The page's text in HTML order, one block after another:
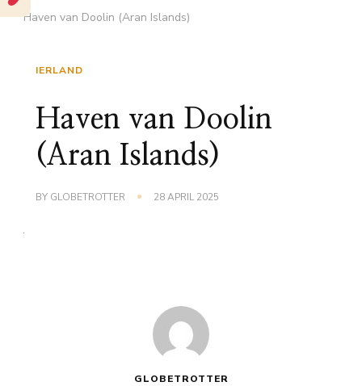
Haven van Doolin (Aran Islands)
IERLAND
Haven van Doolin
(Aran Islands)
BY GLOBETROTTER 28 APRIL 2025
GLOBETROTTER